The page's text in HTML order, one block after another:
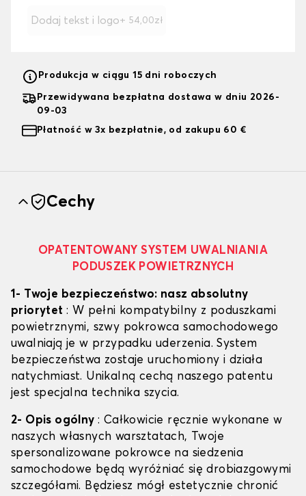
Dodaj tekst i logo + 54,00zł
Produkcja w ciągu 15 dni roboczych
Przewidywana bezpłatna dostawa w dniu 2026-
09-03
Płatność w 3x bezpłatnie, od zakupu 60 €
Cechy
OPATENTOWANY SYSTEM UWALNIANIA
PODUSZEK POWIETRZNYCH
1- Twoje bezpieczeństwo: nasz absolutny
priorytet: W pełni kompatybilny z poduszkami
powietrznymi, szwy pokrowca samochodowego
uwalniają je w przypadku uderzenia. System
bezpieczeństwa zostaje uruchomiony i działa
natychmiast. Unikalną cechą naszego patentu
jest specjalna technika szycia.
2- Opis ogólny : Całkowicie ręcznie wykonane w
naszych własnych warsztatach, Twoje
spersonalizowane pokrowce na siedzenia
samochodowe będą wyróżniać się drobiazgowymi
szczegółami. Będziesz mógł estetycznie chronić